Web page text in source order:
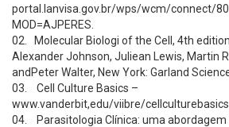
portal.lanvisa.gov.br/wps/wcm/connect/
MOD=AJPERES
02. Molecular Biologi of the Cell, 4th
Alexander Johnson, Juliean Lewis, Martin
andPeter Walter, New York: Garland
03. Cell Culture Basics –
www.vanderbit,edu/viibre/
04. Parasitologia Clínica: uma abordagem